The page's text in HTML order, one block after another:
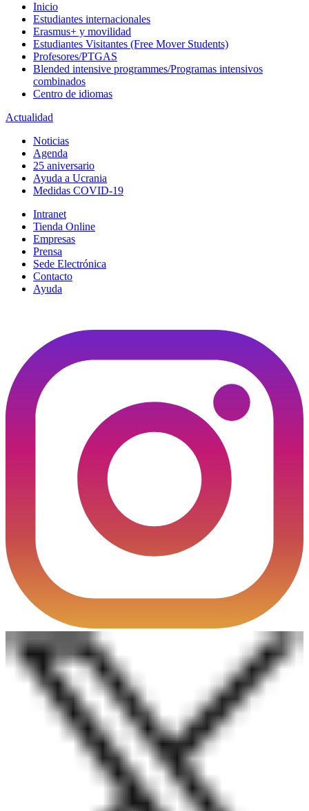
Inicio
Estudiantes internacionales
Erasmus+ y movilidad
Estudiantes Visitantes (Free Mover Students)
Profesores/PTGAS
Blended intensive programmes/Programas intensivos
combinados
Centro de idiomas
Actualidad
Noticias
Agenda
25 aniversario
Ayuda a Ucrania
Medidas COVID-19
Intranet
Tienda Online
Empresas
Prensa
Sede Electrónica
Contacto
Ayuda